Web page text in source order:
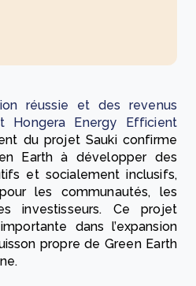
réussie et des revenus
Hongera Energy Efficient
du projet Sauki confirme
Earth à développer des
et socialement inclusifs,
les communautés, les
investisseurs. Ce projet
dans l’expansion
propre de Green Earth